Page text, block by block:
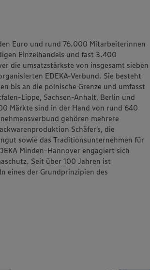
Euro und rund 76.000 Mitarbeiterinnen
Einzelhandels und fast 3.400
die umsatzstärkste von insgesamt sieben
EDEKA-Verbund. Sie besteht
bis an die polnische Grenze und umfasst
Lippe, Sachsen-Anhalt, Berlin und
Märkte sind in der Hand von rund 640
gehören mehrere
Schäfer’s, die
sowie das Traditionsunternehmen für
Minden-Hannover engagiert sich
Seit über 100 Jahren ist
eines der Grundprinzipien des